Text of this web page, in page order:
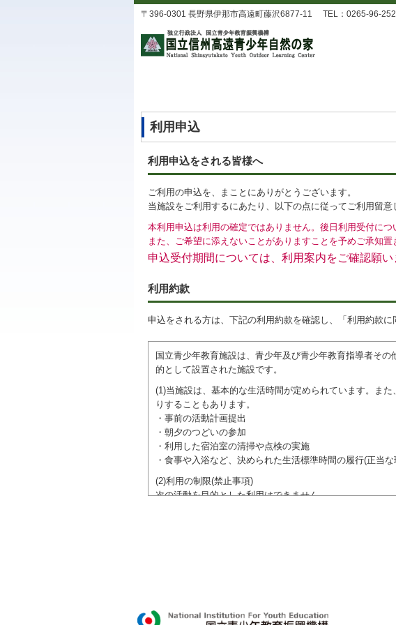
〒396-0301 長野県伊那市高遠町藤沢6877-11 TEL：0265-96-
利用申込
利用申込をされる皆様へ
ご利用の申込を、まことにありがとうございます。
当施設をご利用するにあたり、以下の点に従ってご利用留意
本利用申込は利用の確定ではありません。後日利用受付につ
また、ご希望に添えないことがありますことを予めご承知置
申込受付期間については、利用案内をご確認願い
利用約款
申込をされる方は、下記の利用約款を確認し、「利用約款
国立青少年教育施設は、青少年及び青少年教育指導者そ
的として設置された施設です。
(1)当施設は、基本的な生活時間が定められています。ま
りすることもあります。
・事前の活動計画提出
・朝夕のつどいの参加
・利用した宿泊室の清掃や点検の実施
・食事や入浴など、決められた生活標準時間の履行(正当
(2)利用の制限(禁止事項)
次の活動を目的とした利用はできません。
●特定の政党を支持、またはこれに反対するための政治教
●特定の宗教を支持、またはこれに反対するための宗教教
域での勧誘活動を行ったり、自らの団体の活動をアピール
ご利用に際しては、本約款や定められた決まりやマナー